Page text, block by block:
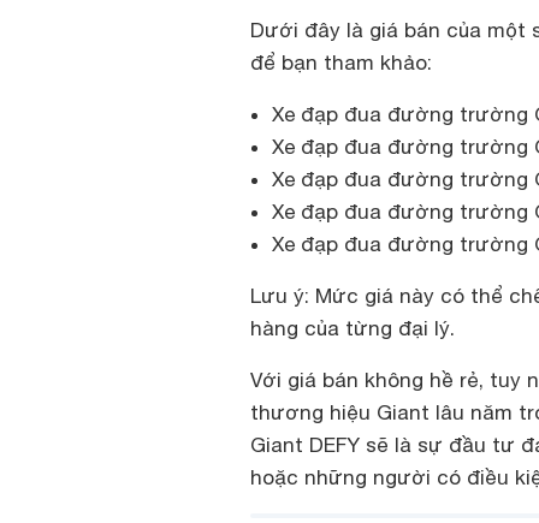
Dưới đây là giá bán của một
để bạn tham khảo:
Xe đạp đua đường trường
Xe đạp đua đường trường
Xe đạp đua đường trường
Xe đạp đua đường trường
Xe đạp đua đường trường
Lưu ý: Mức giá này có thể
hàng của từng đại lý.
Với giá bán không hề rẻ, tuy
thương hiệu Giant lâu năm
Giant DEFY sẽ là sự đầu tư
hoặc những người có điều